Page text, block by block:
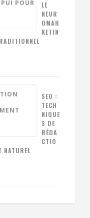
LE
NEUR
OMAR
KETIN
SEO :
TECH
NIQUE
S DE
RÉDA
CTIO
NATUREL